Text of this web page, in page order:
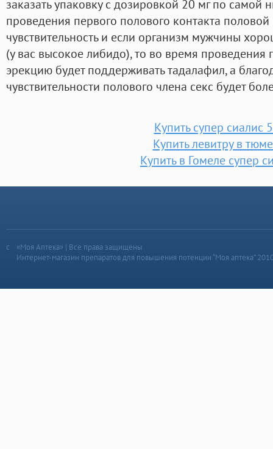
заказать упаковку с дозировкой 20 мг по самой
проведения первого полового контакта половой
чувствительность и если организм мужчины
(у вас высокое либидо), то во время проведения
эрекцию будет поддерживать тадалафил, а
чувствительности полового члена секс будет
Купить супер сиалис
Купить левитру в
Купить в Гомеле супер
«Моя Аптека» | Все права защищены
Интернет-магазин препаратов для повышения потенции “Моя аптека”